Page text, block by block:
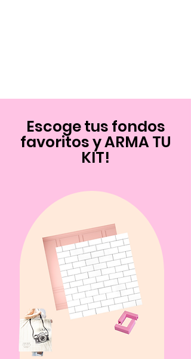
Escoge tus fondos
favoritos y ARMA TU
KIT!